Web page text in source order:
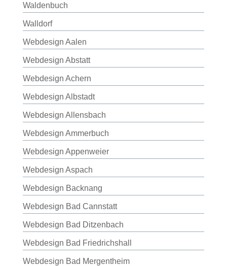
Waldenbuch
Walldorf
Webdesign Aalen
Webdesign Abstatt
Webdesign Achern
Webdesign Albstadt
Webdesign Allensbach
Webdesign Ammerbuch
Webdesign Appenweier
Webdesign Aspach
Webdesign Backnang
Webdesign Bad Cannstatt
Webdesign Bad Ditzenbach
Webdesign Bad Friedrichshall
Webdesign Bad Mergentheim